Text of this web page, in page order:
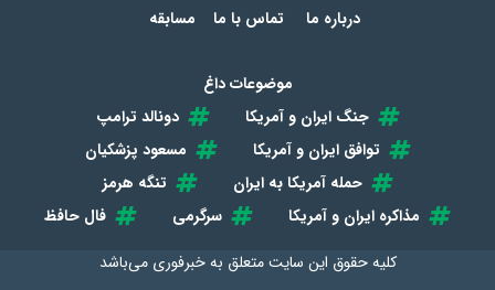
درباره ما تماس با ما مسابقه
موضوعات داغ
جنگ ایران و آمریکا
دونالد ترامپ
توافق ایران و آمریکا
مسعود پزشکیان
حمله آمریکا به ایران
تنگه هرمز
مذاکره ایران و آمریکا
سرگرمی
فال حافظ
کلیه حقوق این سایت متعلق بهخبرفوری می‌باشد